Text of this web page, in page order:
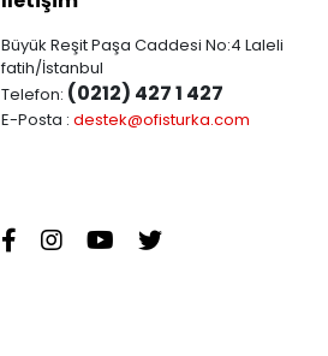
Büyük Reşit Paşa Caddesi No:4 Laleli
fatih/İstanbul
Telefon: (0212) 427 1 427
E-Posta : destek@ofisturka.com